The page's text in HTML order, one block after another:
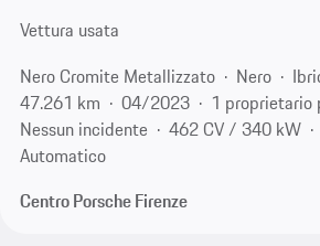
Vettura usata
Nero Cromite Metallizzato
Nero
47.261 km
04/2023
1 proprietario
Nessun incidente
462 CV / 340 kW
Automatico
Centro Porsche Firenze